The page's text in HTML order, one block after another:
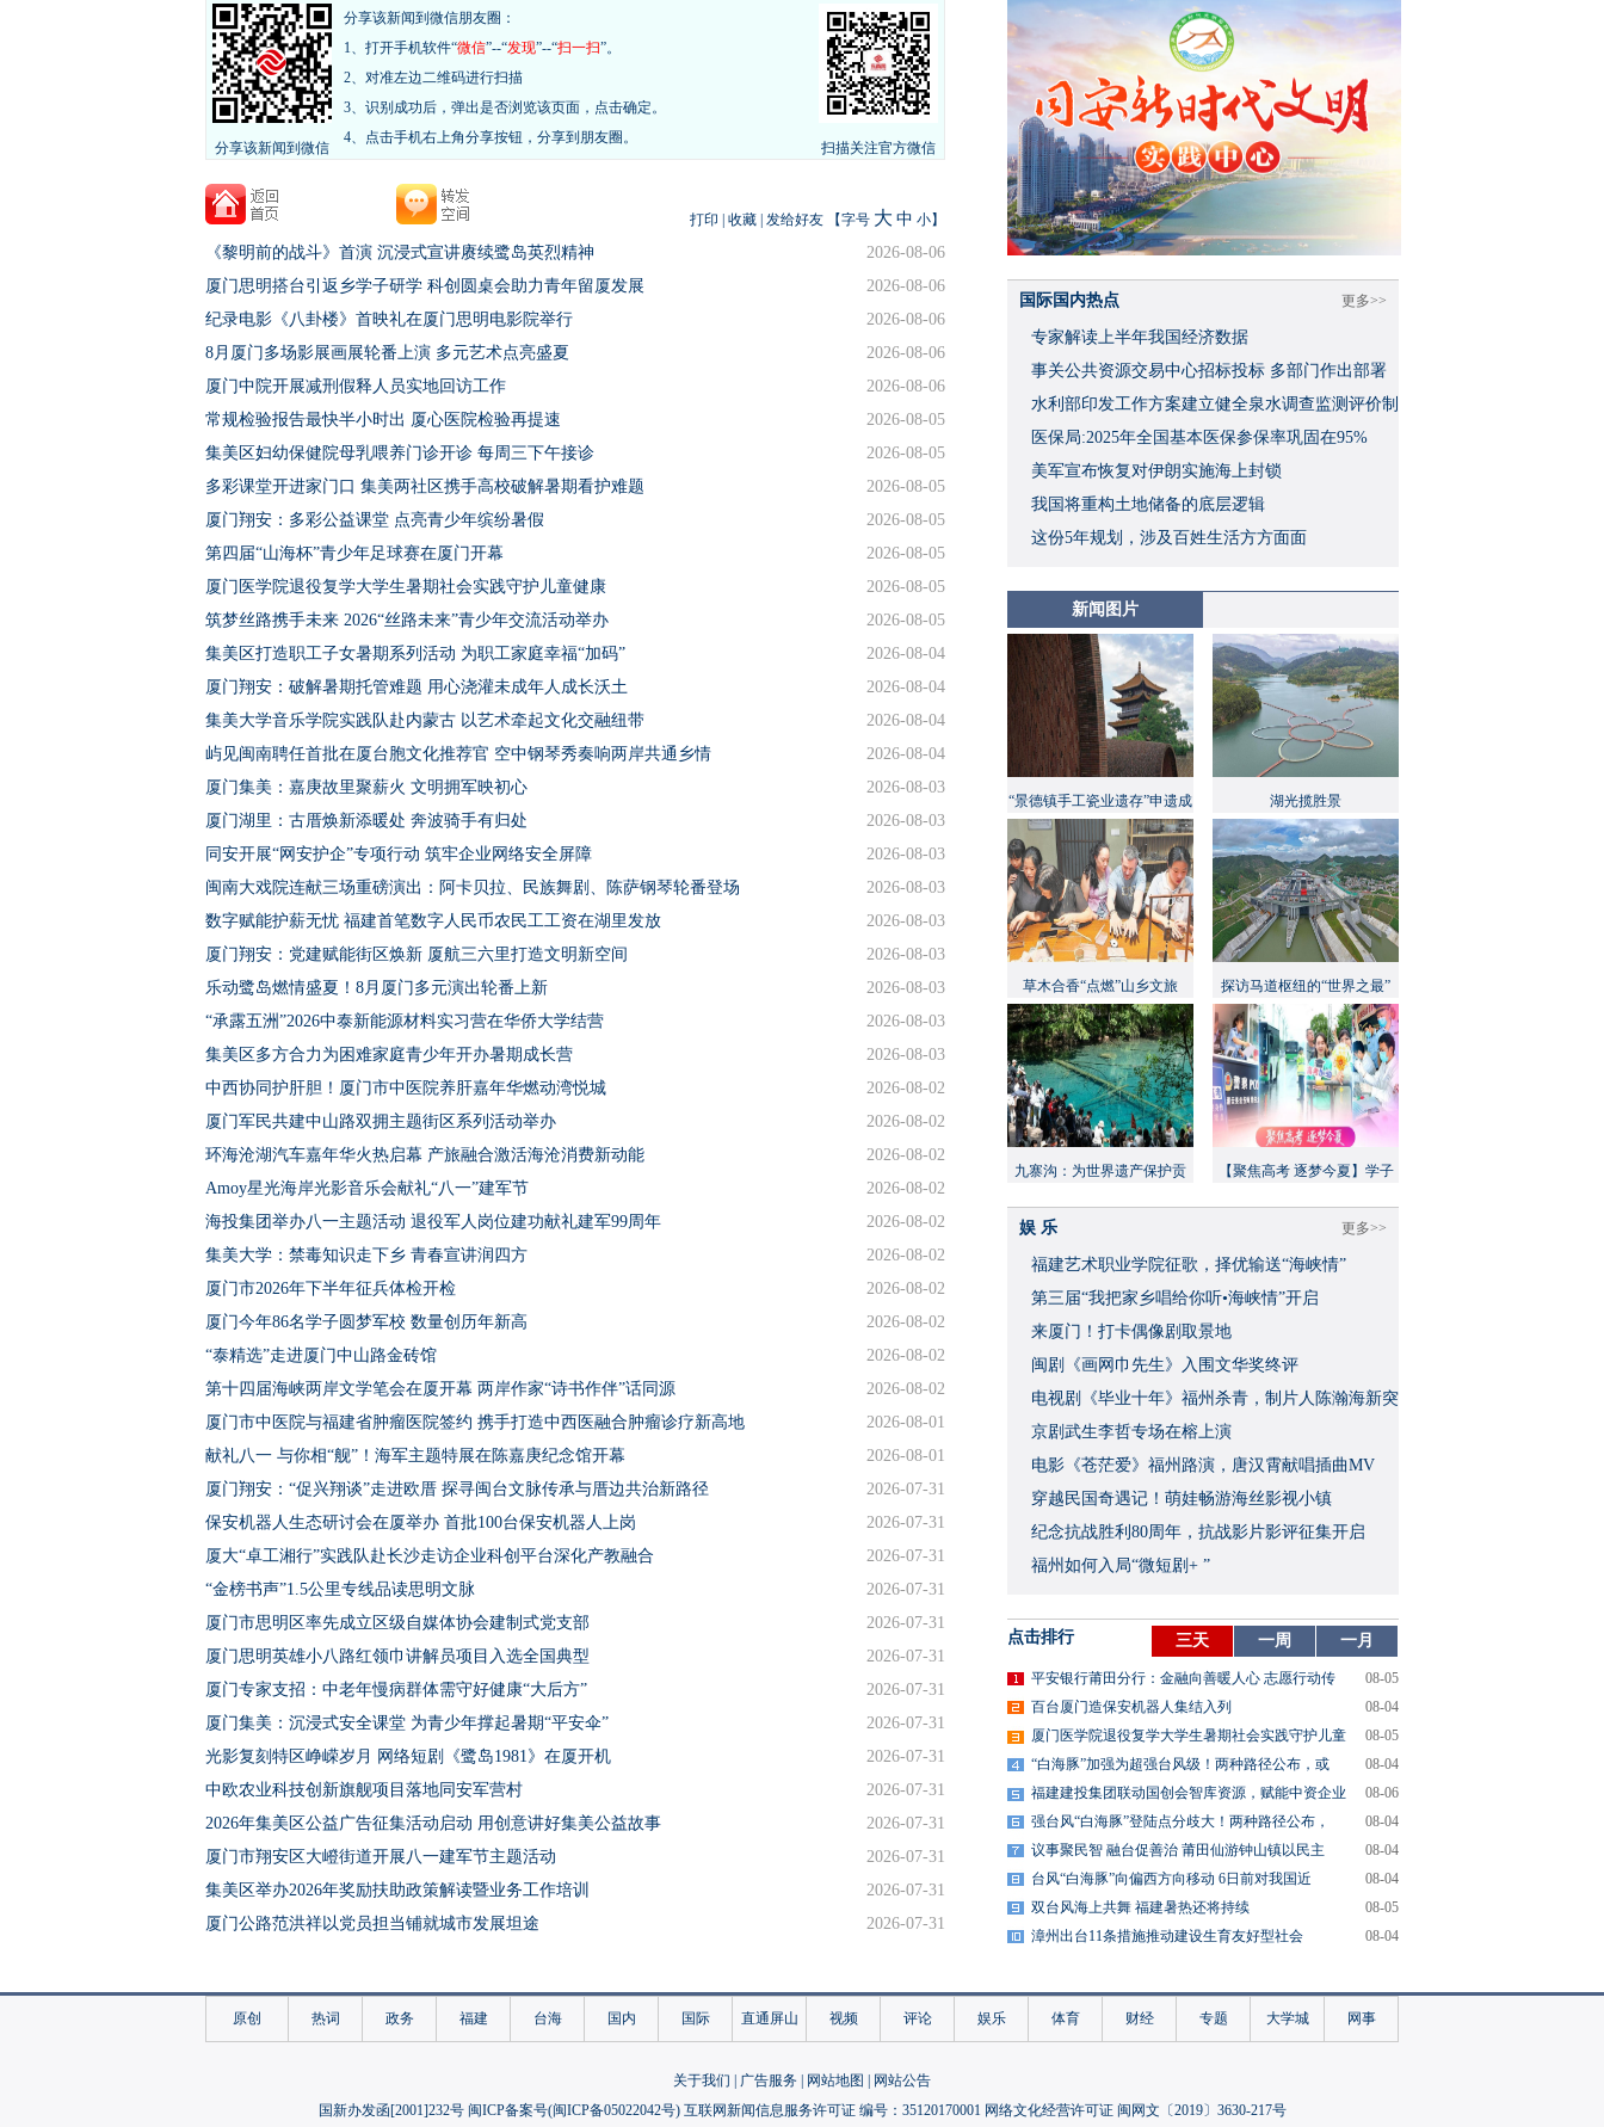
扫描关注官方微信
分享该新闻到微信
分享该新闻到微信朋友圈：
1、打开手机软件“微信”--“发现”--“扫一扫”。
2、对准左边二维码进行扫描
3、识别成功后，弹出是否浏览该页面，点击确定。
4、点击手机右上角分享按钮，分享到朋友圈。
打印 收藏 发给好友 【字号 大 中 小】
2026-08-06
《黎明前的战斗》首演 沉浸式宣讲赓续鹭岛英烈精神
2026-08-06
厦门思明搭台引返乡学子研学 科创圆桌会助力青年留厦发展
2026-08-06
纪录电影《八卦楼》首映礼在厦门思明电影院举行
2026-08-06
8月厦门多场影展画展轮番上演 多元艺术点亮盛夏
2026-08-06
厦门中院开展减刑假释人员实地回访工作
2026-08-05
常规检验报告最快半小时出 厦心医院检验再提速
2026-08-05
集美区妇幼保健院母乳喂养门诊开诊 每周三下午接诊
2026-08-05
多彩课堂开进家门口 集美两社区携手高校破解暑期看护难题
2026-08-05
厦门翔安：多彩公益课堂 点亮青少年缤纷暑假
2026-08-05
第四届“山海杯”青少年足球赛在厦门开幕
2026-08-05
厦门医学院退役复学大学生暑期社会实践守护儿童健康
2026-08-05
筑梦丝路携手未来 2026“丝路未来”青少年交流活动举办
2026-08-04
集美区打造职工子女暑期系列活动 为职工家庭幸福“加码”
2026-08-04
厦门翔安：破解暑期托管难题 用心浇灌未成年人成长沃土
2026-08-04
集美大学音乐学院实践队赴内蒙古 以艺术牵起文化交融纽带
2026-08-04
屿见闽南聘任首批在厦台胞文化推荐官 空中钢琴秀奏响两岸共通乡情
2026-08-03
厦门集美：嘉庚故里聚薪火 文明拥军映初心
2026-08-03
厦门湖里：古厝焕新添暖处 奔波骑手有归处
2026-08-03
同安开展“网安护企”专项行动 筑牢企业网络安全屏障
2026-08-03
闽南大戏院连献三场重磅演出：阿卡贝拉、民族舞剧、陈萨钢琴轮番登场
2026-08-03
数字赋能护薪无忧 福建首笔数字人民币农民工工资在湖里发放
2026-08-03
厦门翔安：党建赋能街区焕新 厦航三六里打造文明新空间
2026-08-03
乐动鹭岛燃情盛夏！8月厦门多元演出轮番上新
2026-08-03
“承露五洲”2026中泰新能源材料实习营在华侨大学结营
2026-08-03
集美区多方合力为困难家庭青少年开办暑期成长营
2026-08-02
中西协同护肝胆！厦门市中医院养肝嘉年华燃动湾悦城
2026-08-02
厦门军民共建中山路双拥主题街区系列活动举办
2026-08-02
环海沧湖汽车嘉年华火热启幕 产旅融合激活海沧消费新动能
2026-08-02
Amoy星光海岸光影音乐会献礼“八一”建军节
2026-08-02
海投集团举办八一主题活动 退役军人岗位建功献礼建军99周年
2026-08-02
集美大学：禁毒知识走下乡 青春宣讲润四方
2026-08-02
厦门市2026年下半年征兵体检开检
2026-08-02
厦门今年86名学子圆梦军校 数量创历年新高
2026-08-02
“泰精选”走进厦门中山路金砖馆
2026-08-02
第十四届海峡两岸文学笔会在厦开幕 两岸作家“诗书作伴”话同源
2026-08-01
厦门市中医院与福建省肿瘤医院签约 携手打造中西医融合肿瘤诊疗新高地
2026-08-01
献礼八一 与你相“舰”！海军主题特展在陈嘉庚纪念馆开幕
2026-07-31
厦门翔安：“促兴翔谈”走进欧厝 探寻闽台文脉传承与厝边共治新路径
2026-07-31
保安机器人生态研讨会在厦举办 首批100台保安机器人上岗
2026-07-31
厦大“卓工湘行”实践队赴长沙走访企业科创平台深化产教融合
2026-07-31
“金榜书声”1.5公里专线品读思明文脉
2026-07-31
厦门市思明区率先成立区级自媒体协会建制式党支部
2026-07-31
厦门思明英雄小八路红领巾讲解员项目入选全国典型
2026-07-31
厦门专家支招：中老年慢病群体需守好健康“大后方”
2026-07-31
厦门集美：沉浸式安全课堂 为青少年撑起暑期“平安伞”
2026-07-31
光影复刻特区峥嵘岁月 网络短剧《鹭岛1981》在厦开机
2026-07-31
中欧农业科技创新旗舰项目落地同安军营村
2026-07-31
2026年集美区公益广告征集活动启动 用创意讲好集美公益故事
2026-07-31
厦门市翔安区大嶝街道开展八一建军节主题活动
2026-07-31
集美区举办2026年奖励扶助政策解读暨业务工作培训
2026-07-31
厦门公路范洪祥以党员担当铺就城市发展坦途
2026-07-30
中西合璧护肝胆！厦门市中医院趣味养肝嘉年华本周日走进湾悦城
2026-07-30
厦门上半年金融运行数据发布 企业贷款利率比全国低0.4个百分点
2026-07-30
更多>>
国际国内热点
专家解读上半年我国经济数据
事关公共资源交易中心招标投标 多部门作出部署
水利部印发工作方案建立健全泉水调查监测评价制
度
医保局:2025年全国基本医保参保率巩固在95%
美军宣布恢复对伊朗实施海上封锁
我国将重构土地储备的底层逻辑
这份5年规划，涉及百姓生活方方面面
新闻图片
“景德镇手工瓷业遗存”申遗成
湖光揽胜景
草木合香“点燃”山乡文旅 探访马道枢纽的“世界之最”
九寨沟：为世界遗产保护贡
【聚焦高考 逐梦今夏】学子
更多>>
娱 乐
福建艺术职业学院征歌，择优输送“海峡情”
​第三届“我把家乡唱给你听•海峡情”开启
来厦门！打卡偶像剧取景地
闽剧《画网巾先生》入围文华奖终评
​电视剧《毕业十年》福州杀青，制片人陈瀚海新突
破
京剧武生李哲专场在榕上演
​电影《苍茫爱》福州路演，唐汉霄献唱插曲MV
穿越民国奇遇记！萌娃畅游海丝影视小镇
​纪念抗战胜利80周年，抗战影片影评征集开启
福州如何入局“微短剧+ ”
点击排行 三天 一周 一月
平安银行莆田分行：金融向善暖人心 志愿行动传
08-05
百台厦门造保安机器人集结入列
08-04
厦门医学院退役复学大学生暑期社会实践守护儿童
08-05
“白海豚”加强为超强台风级！两种路径公布，或
08-04
福建建投集团联动国创会智库资源，赋能中资企业
08-06
强台风“白海豚”登陆点分歧大！两种路径公布，
08-04
议事聚民智 融台促善治 莆田仙游钟山镇以民主
08-04
台风“白海豚”向偏西方向移动 6日前对我国近
08-04
双台风海上共舞 福建暑热还将持续
08-05
漳州出台11条措施推动建设生育友好型社会
08-04
原创 热词 政务 福建 台海 国内 国际 直通屏山 视频 评论 娱乐 体育 财经 专题 大学城 网事
关于我们 广告服务 网站地图
网站公告
国新办发函[2001]232号 闽ICP备案号(闽ICP备05022042号) 互联网新闻信息服务许可证 编号：35120170001 网络文化经营许可证 闽网文〔2019〕3630-217号